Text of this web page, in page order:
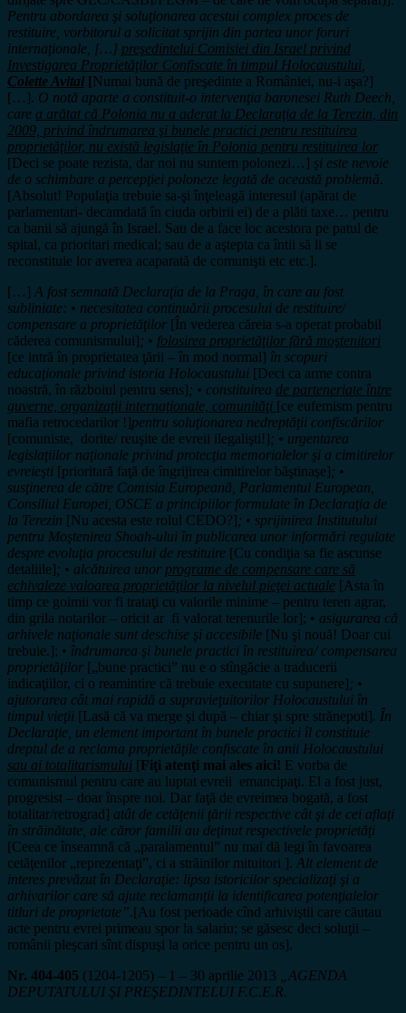
Pentru abordarea şi soluţionarea acestui complex proces de
restituire, vorbitorul a solicitat sprijin din partea unor foruri
internaţionale, […] preşedintelui Comisiei din Israel privind
Investigarea Proprietăţilor Confiscate în timpul Holocaustului
Colette Avital [Numai bună de preşedinte a României, nu-i aşa?]
[…]. O notă aparte a constituit-o intervenţia baronesei Ruth Deech,
care a arătat că Polonia nu a aderat la Declaraţia de la Terezin, din
2009, privind îndrumarea şi bunele practici pentru restituirea
proprietăţilor, nu există legislaţie în Polonia pentru restituirea lor
[Deci se poate rezista, dar noi nu suntem polonezi…] şi este nevoie
de o schimbare a percepţiei poloneze legată de această problemă.
[Absolut! Populaţia trebuie sa-şi înţeleagă interesul (apărat de
parlamentari- decamdată în ciuda orbirii ei) de a plăti taxe… pentru
ca banii să ajungă în Israel. Sau de a face loc acestora pe patul de
spital, ca prioritari medical; sau de a aştepta ca întii să li se
reconstituie lor averea acaparată de comunişti etc etc.].
[…] A fost semnată Declaraţia de la Praga, în care au fost
subliniate: • necesitatea continuării procesului de restituire/
compensare a proprietăţilor [În vederea căreia s-a operat probabil
căderea comunismului] ; • folosirea proprietăţilor fără moştenitori
[ce intră în proprietatea ţării – în mod normal] în scopuri
educaţionale privind istoria Holocaustului [Deci ca arme contra
noastră, în războiul pentru sens] ; • constituirea de parteneriate între
guverne, organizaţii internaţionale, comunităţi [ce eufemism pentru
mafia retrocedarilor !]pentru soluţionarea nedreptăţii confiscărilor
[comuniste, dorite/ reuşite de evreii ilegalişti!] ; • urgentarea
legislaţiilor naţionale privind protecţia memorialelor şi a cimitirelor
evreieşti [prioritară faţă de îngrijirea cimitirelor băştinaşe] ; •
susţinerea de către Comisia Europeană, Parlamentul European,
Consiliul Europei, OSCE a principiilor formulate în Declaraţia de
la Terezin [Nu acesta este rolul CEDO?] ; • sprijinirea Institutului
pentru Moştenirea Shoah-ului în publicarea unor informări regulate
despre evoluţia procesului de restituire [Cu condiţia sa fie ascunse
detaliile] ; • alcătuirea unor programe de compensare care să
echivaleze valoarea proprietăţilor la nivelul pieţei actuale [Asta în
timp ce goimii vor fi trataţi cu valorile minime – pentru teren agrar,
din grila notarilor – oricit ar fi valorat terenurile lor]; • asigurarea că
arhivele naţionale sunt deschise şi accesibile [Nu şi nouă! Doar cui
trebuie.]; • îndrumarea şi bunele practici în restituirea/ compensarea
proprietăţilor [„bune practici” nu e o stîngăcie a traducerii
indicaţiilor, ci o reamintire că trebuie executate cu supunere] ; •
ajutorarea cât mai rapidă a supravieţuitorilor Holocaustului în
timpul vieţii [Lasă că va merge şi după – chiar şi spre strănepoti]. În
Declaraţie, un element important în bunele practici îl constituie
dreptul de a reclama proprietăţile confiscate în anii Holocaustului
sau ai totalitarismului [Fiţi atenţi mai ales aici! E vorba de
comunismul pentru care au luptat evreii emancipaţi. El a fost just,
progresist – doar înspre noi. Dar faţă de evreimea bogată, a fost
totalitar/retrograd] atât de cetăţenii ţării respective cât şi de cei aflaţi
în străinătate, ale căror familii au deţinut respectivele proprietăţi
[Ceea ce înseamnă că „paralamentul” nu mai dă legi în favoarea
cetăţenilor „reprezentaţi”, ci a străinilor mituitori ]. Alt element de
interes prevăzut în Declaraţie: lipsa istoricilor specializaţi şi a
arhivarilor care să ajute reclamanţii la identificarea potenţialelor
titluri de proprietate”.[Au fost perioade cînd arhiviştii care căutau
acte pentru evrei primeau spor la salariu; se găsesc deci soluţii –
românii pleşcari sînt dispuşi la orice pentru un os].
Nr. 404-405 (1204-1205) – 1 – 30 aprilie 2013
„AGENDA
DEPUTATULUI ŞI PREŞEDINTELUI F.C.E.R.